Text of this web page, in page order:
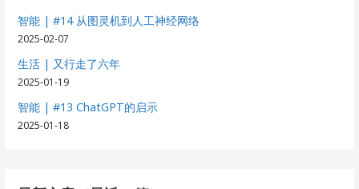
智能 | #14 从图灵机到人工神经网络
2025-02-07
生活 | 又行走了六年
2025-01-19
智能 | #13 ChatGPT的启示
2025-01-18